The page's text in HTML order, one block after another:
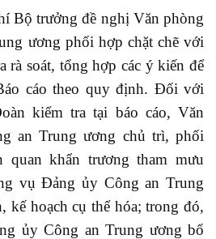
Bộ trưởng đề nghị Văn phòng
ương phối hợp chặt chẽ với
soát, tổng hợp các ý kiến để
cáo theo quy định. Đối với
kiểm tra tại báo cáo, Văn
an Trung ương chủ trì, phối
khẩn trương tham mưu
vụ Đảng ủy Công an Trung
kế hoạch cụ thể hóa; trong đó,
ủy Công an Trung ương bổ